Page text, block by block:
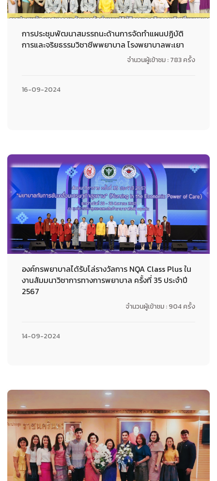
การประชุมพัฒนาสมรรถนะด้านการจัดทำแผนปฏิบัติ
การและจริยธรรมวิชาชีพพยาบาล โรงพยาบาลพะเยา
จำนวนผู้เข้าชม : 783 ครั้ง
16-09-2024
องค์กรพยาบาลได้รับโล่รางวัลการ NQA Class Plus ใน
งานสัมมนาวิชาการทางการพยาบาล ครั้งที่ 35 ประจำปี
2567
จำนวนผู้เข้าชม : 904 ครั้ง
14-09-2024